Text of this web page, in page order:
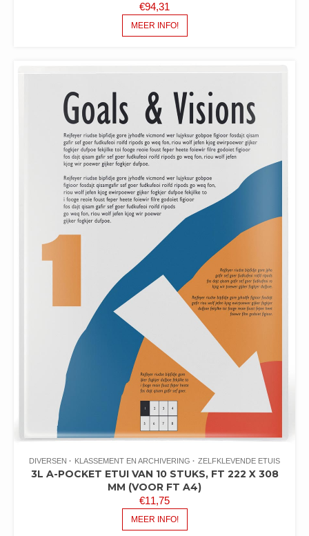
€94,31
MEER INFO!
DIVERSEN KLASSEMENT EN ARCHIVERING ZELFKLEVENDE ETUIS
3L A-POCKET ETUI VAN 10 STUKS, FT 222 X 308
MM (VOOR FT A4)
€11,75
MEER INFO!